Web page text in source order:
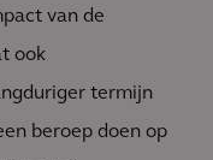
van de
ook
termijn
beroep doen op